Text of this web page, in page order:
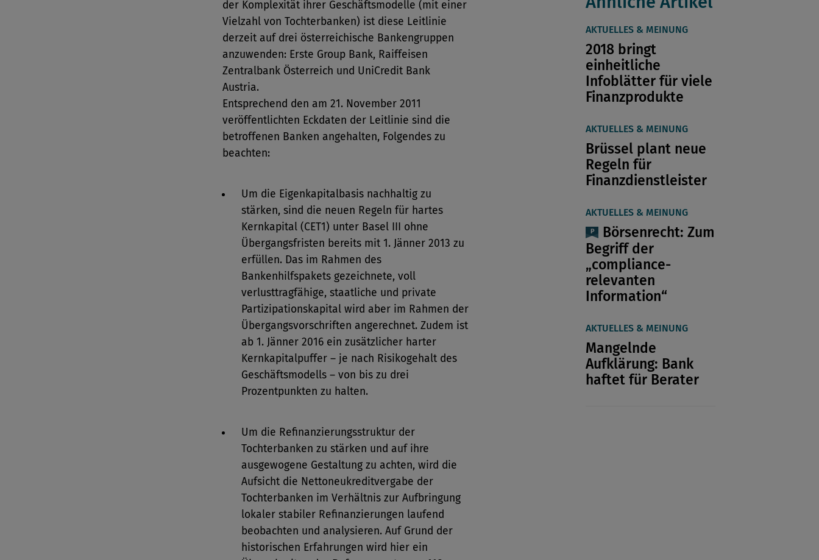
der Komplexität ihrer Geschäftsmodelle (mit einer
Vielzahl von Tochterbanken) ist diese Leitlinie
derzeit auf drei österreichische Bankengruppen
anzuwenden: Erste Group Bank, Raiffeisen
Zentralbank Österreich und UniCredit Bank
Austria.
Entsprechend den am 21. November 2011
veröffentlichten Eckdaten der Leitlinie sind die
betroffenen Banken angehalten, Folgendes zu
beachten:
Um die Eigenkapitalbasis nachhaltig zu
stärken, sind die neuen Regeln für hartes
Kernkapital (CET1) unter Basel III ohne
Übergangsfristen bereits mit 1. Jänner 2013 zu
erfüllen. Das im Rahmen des
Bankenhilfspakets gezeichnete, voll
verlusttragfähige, staatliche und private
Partizipationskapital wird aber im Rahmen der
Übergangsvorschriften angerechnet. Zudem ist
ab 1. Jänner 2016 ein zusätzlicher harter
Kernkapitalpuffer – je nach Risikogehalt des
Geschäftsmodells – von bis zu drei
Prozentpunkten zu halten.
Um die Refinanzierungsstruktur der
Tochterbanken zu stärken und auf ihre
ausgewogene Gestaltung zu achten, wird die
Aufsicht die Nettoneukreditvergabe der
Tochterbanken im Verhältnis zur Aufbringung
lokaler stabiler Refinanzierungen laufend
beobachten und analysieren. Auf Grund der
historischen Erfahrungen wird hier ein
AKTUELLES & MEINUNG
2018 bringt
einheitliche
Infoblätter für viele
Finanzprodukte
AKTUELLES & MEINUNG
Brüssel plant neue
Regeln für
Finanzdienstleister
AKTUELLES & MEINUNG
Börsenrecht: Zum
Begriff der
„compliance-
relevanten
Information“
AKTUELLES & MEINUNG
Mangelnde
Aufklärung: Bank
haftet für Berater